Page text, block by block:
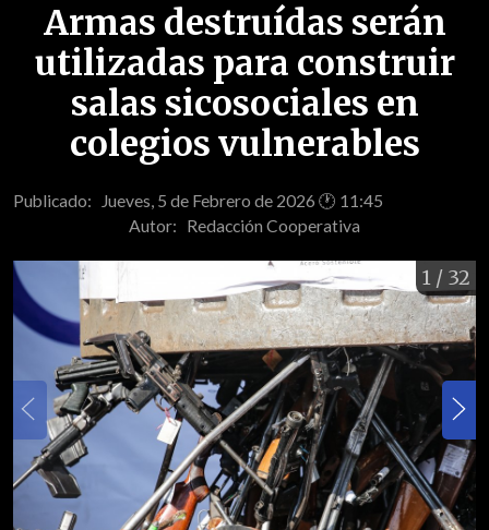
Armas destruídas serán
utilizadas para construir
salas sicosociales en
colegios vulnerables
Publicado: Jueves, 5 de Febrero de 2026 🕐 11:45
Autor: Redacción Cooperativa
1 / 32